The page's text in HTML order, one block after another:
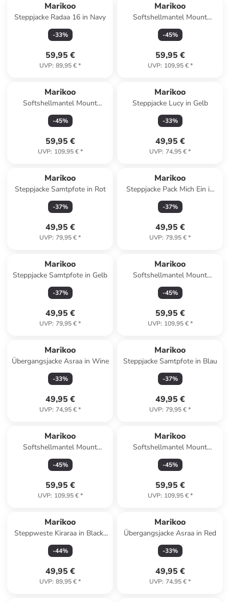
Marikoo
Steppjacke Radaa 16 in Navy
-33%
59,95 €
UVP: 89,95 €*
Marikoo
Softshellmantel Mount
Presanella in Rouge
-45%
59,95 €
UVP: 109,95 €*
Marikoo
Softshellmantel Mount
Presanella in Apricot Sorbet
-45%
59,95 €
UVP: 109,95 €*
Marikoo
Steppjacke Lucy in Gelb
-33%
49,95 €
UVP: 74,95 €*
Marikoo
Steppjacke Samtpfote in Rot
-37%
49,95 €
UVP: 79,95 €*
Marikoo
Steppjacke Pack Mich Ein in
Black
-37%
49,95 €
UVP: 79,95 €*
Marikoo
Steppjacke Samtpfote in Gelb
-37%
49,95 €
UVP: 79,95 €*
Marikoo
Softshellmantel Mount
Furnica in Dark Olive
-45%
59,95 €
UVP: 109,95 €*
Marikoo
Übergangsjacke Asraa in Wine
-33%
49,95 €
UVP: 74,95 €*
Marikoo
Steppjacke Samtpfote in Blau
-37%
49,95 €
UVP: 79,95 €*
Marikoo
Softshellmantel Mount
Furnica in Wine
-45%
59,95 €
UVP: 109,95 €*
Marikoo
Softshellmantel Mount
Furnica in Navy
-45%
59,95 €
UVP: 109,95 €*
Marikoo
Steppweste Kiraraa in Black-
Black
-44%
49,95 €
UVP: 89,95 €*
Marikoo
Übergangsjacke Asraa in Red
-33%
49,95 €
UVP: 74,95 €*